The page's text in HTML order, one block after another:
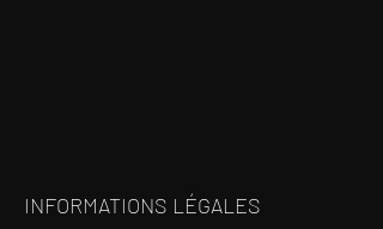
INFORMATIONS LÉGALES